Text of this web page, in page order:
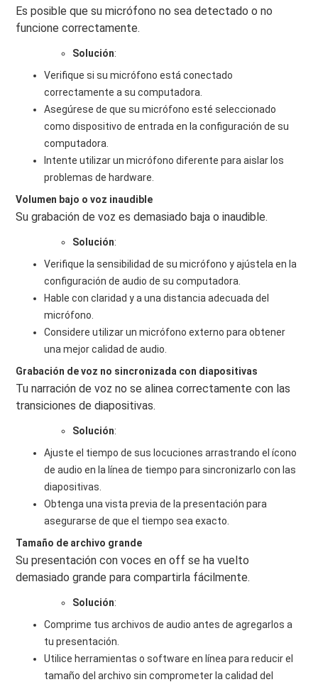
Es posible que su micrófono no sea detectado o no
funcione correctamente.
Solución:
Verifique si su micrófono está conectado
correctamente a su computadora.
Asegúrese de que su micrófono esté seleccionado
como dispositivo de entrada en la configuración de su
computadora.
Intente utilizar un micrófono diferente para aislar los
problemas de hardware.
Volumen bajo o voz inaudible
Su grabación de voz es demasiado baja o inaudible.
Solución:
Verifique la sensibilidad de su micrófono y ajústela en la
configuración de audio de su computadora.
Hable con claridad y a una distancia adecuada del
micrófono.
Considere utilizar un micrófono externo para obtener
una mejor calidad de audio.
Grabación de voz no sincronizada con diapositivas
Tu narración de voz no se alinea correctamente con las
transiciones de diapositivas.
Solución:
Ajuste el tiempo de sus locuciones arrastrando el ícono
de audio en la línea de tiempo para sincronizarlo con las
diapositivas.
Obtenga una vista previa de la presentación para
asegurarse de que el tiempo sea exacto.
Tamaño de archivo grande
Su presentación con voces en off se ha vuelto
demasiado grande para compartirla fácilmente.
Solución:
Comprime tus archivos de audio antes de agregarlos a
tu presentación.
Utilice herramientas o software en línea para reducir el
tamaño del archivo sin comprometer la calidad del